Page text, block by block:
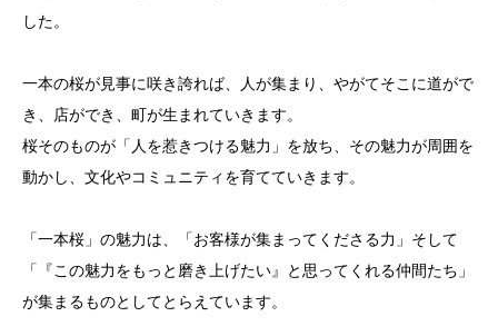
した。
一本の桜が見事に咲き誇れば、人が集まり、やがてそこに道がで
き、店ができ、町が生まれていきます。
桜そのものが「人を惹きつける魅力」を放ち、その魅力が周囲を
動かし、文化やコミュニティを育てていきます。
「一本桜」の魅力は、「お客様が集まってくださる力」そして
「『この魅力をもっと磨き上げたい』と思ってくれる仲間たち」
が集まるものとしてとらえています。